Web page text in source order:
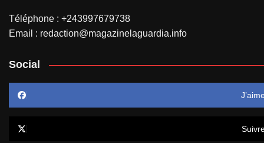
Téléphone : +243997679738
Email : redaction@magazinelaguardia.info
Social